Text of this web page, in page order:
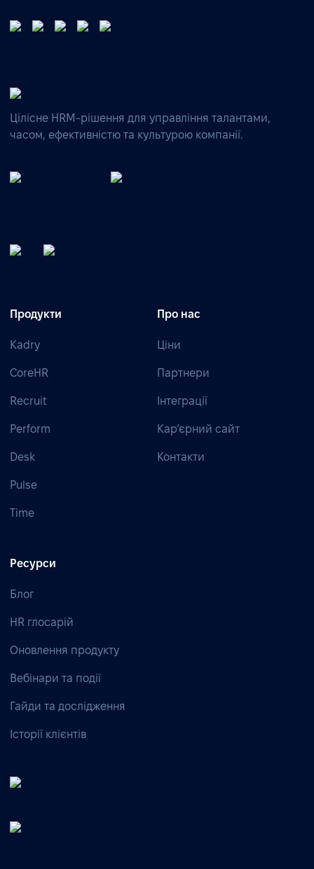
Цілісне HRM-рішення для управління талантами,
часом, ефективністю та культурою компанії.
Продукти
Kadry
CoreHR
Recruit
Perform
Desk
Pulse
Time
Про нас
Ціни
Партнери
Інтеграції
Кар’єрний сайт
Контакти
Ресурси
Блог
HR глосарій
Оновлення продукту
Вебінари та події
Гайди та дослідження
Історії клієнтів